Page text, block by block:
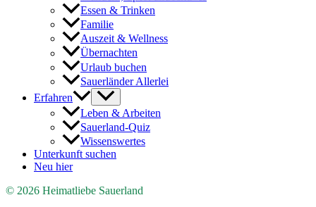
Essen & Trinken
Familie
Auszeit & Wellness
Übernachten
Urlaub buchen
Sauerländer Allerlei
Erfahren
Leben & Arbeiten
Sauerland-Quiz
Wissenswertes
Unterkunft suchen
Neu hier
© 2026 Heimatliebe Sauerland